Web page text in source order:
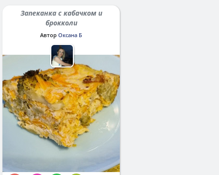
Запеканка с кабачком и
брокколи
Автор Оксана Б